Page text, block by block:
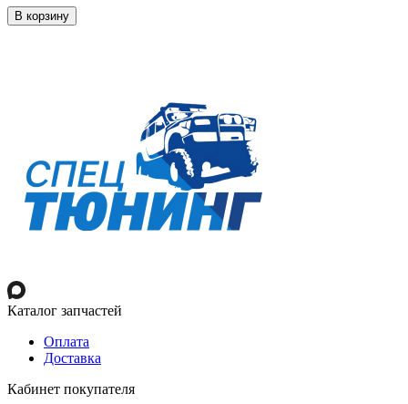
В корзину
Каталог запчастей
Оплата
Доставка
Кабинет покупателя